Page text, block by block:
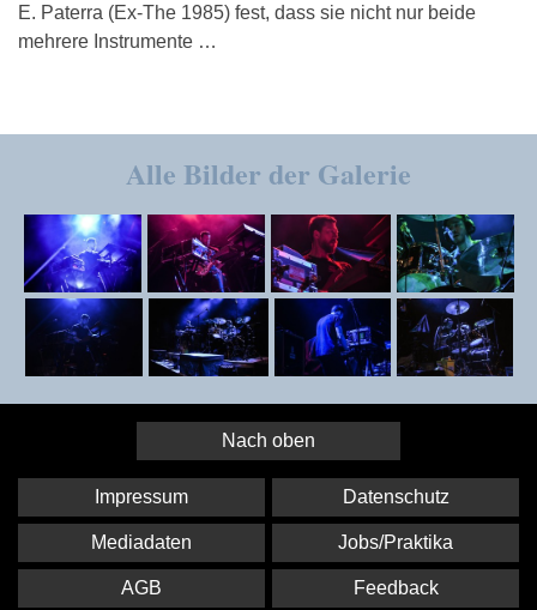
E. Paterra (Ex-The 1985) fest, dass sie nicht nur beide
mehrere Instrumente …
Alle Bilder der Galerie
Nach oben
Impressum Datenschutz
Mediadaten Jobs/Praktika
AGB Feedback